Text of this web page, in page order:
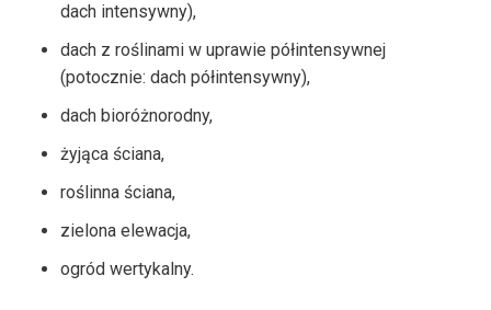
dach intensywny),
dach z roślinami w uprawie półintensywnej
(potocznie: dach półintensywny),
dach bioróżnorodny,
żyjąca ściana,
roślinna ściana,
zielona elewacja,
ogród wertykalny.